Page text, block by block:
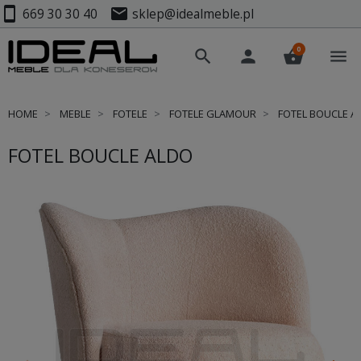
smartphone 669 30 30 40 mail sklep@idealmeble.pl
search person shopping_basket
0 menu
HOME MEBLE FOTELE FOTELE GLAMOUR FOTEL BOUCLE
FOTEL BOUCLE ALDO